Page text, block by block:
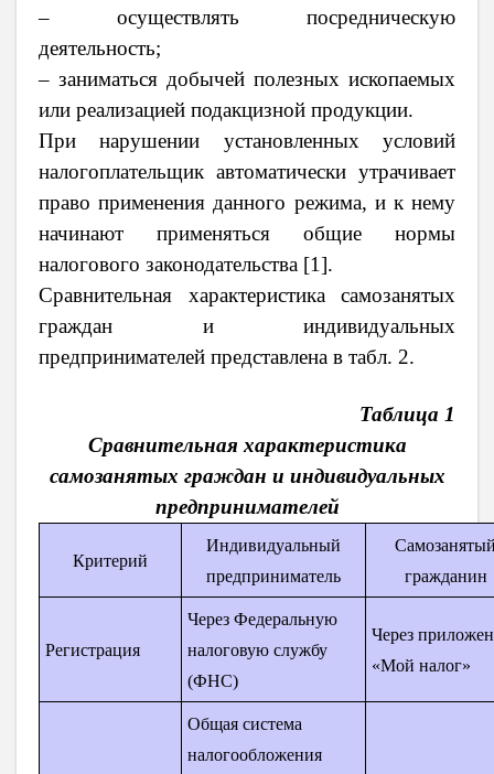
– осуществлять посредническую
деятельность;
– заниматься добычей полезных ископаемых
или реализацией подакцизной продукции.
При нарушении установленных условий
налогоплательщик автоматически утрачивает
право применения данного режима, и к нему
начинают применяться общие нормы
налогового законодательства [1].
Сравнительная характеристика самозанятых
граждан и индивидуальных
предпринимателей представлена в табл. 2.
Таблица 1
Сравнительная характеристика
самозанятых граждан и индивидуальных
предпринимателей
Критерий
Индивидуальный
предприниматель
гражданин
Регистрация
Через Федеральную
налоговую службу
(ФНС)
Через
«Мой налог»
Общая система
налогообложения